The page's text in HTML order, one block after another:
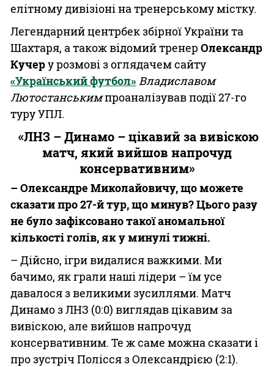
елітному дивізіоні на тренерському містку.
Легендарний центрбек збірної України та
Шахтаря, а також відомий тренер Олександр
Кучеру розмові з оглядачем сайту
«Український футбол»Владиславом
Лютостанськимпроаналізував події 27-го
туру УПЛ.
«ЛНЗ – Динамо – цікавий за вивіскою
матч, який вийшов напрочуд
консервативним»
– Олександре Миколайовичу, що можете
сказати про 27-й тур, що минув? Цього разу
не було зафіксовано такої аномальної
кількості голів, як у минулі тижні.
– Дійсно, ігри видалися важкими. Ми
бачимо, як грали наші лідери – їм усе
давалося з великими зусиллями. Матч
Динамо з ЛНЗ (0:0) виглядав цікавим за
вивіскою, але вийшов напрочуд
консервативним. Те ж саме можна сказати і
про зустріч Полісся з Олександрією (2:1).